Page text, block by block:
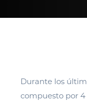
Durante los
compuesto por